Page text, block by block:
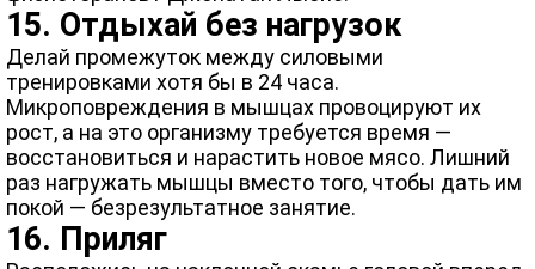
15. Отдыхай без нагрузок
Делай промежуток между силовыми
тренировками хотя бы в 24 часа.
Микроповреждения в мышцах провоцируют их
рост, а на это организму требуется время —
восстановиться и нарастить новое мясо. Лишний
раз нагружать мышцы вместо того, чтобы дать им
покой — безрезультатное занятие.
16. Приляг